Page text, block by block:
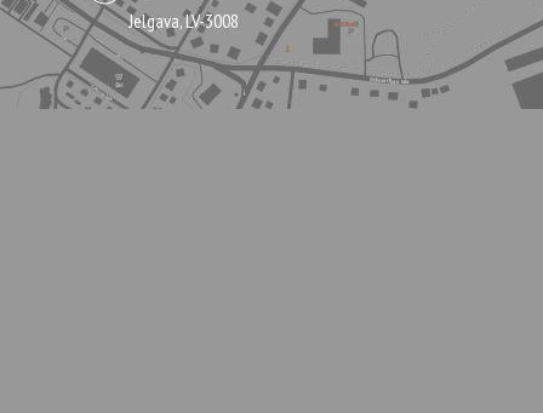
Jelgava, LV-3008